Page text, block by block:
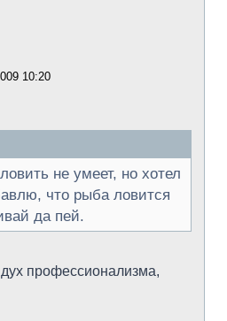
10:20
не умеет, но хотел
что рыба ловится
да пей.
дух профессионализма,